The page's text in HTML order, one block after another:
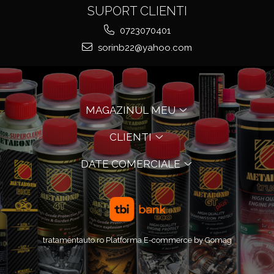
SUPORT CLIENTI
0723070401
sorinb22@yahoo.com
MAGAZINUL MEU
CLIENTI
DATE COMERCIALE
tratamentauto.ro Platforma E-commerce by Gomag